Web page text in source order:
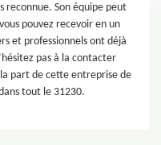
reconnue. Son équipe peut
pouvez recevoir en un
et professionnels ont déjà
pas à la contacter
part de cette entreprise de
tout le 31230.